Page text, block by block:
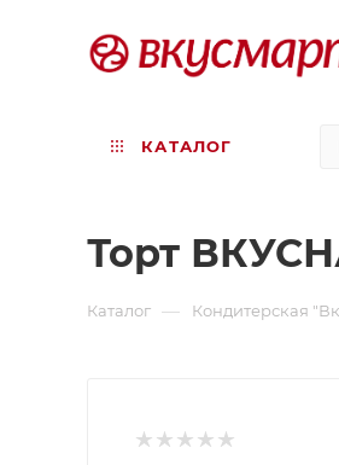
КАТАЛОГ
Торт
Каталог — Кондитерская